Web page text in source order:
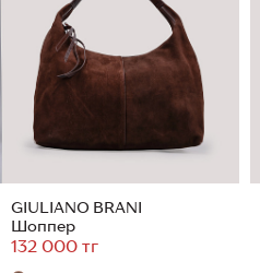
GIULIANO BRANI
Шоппер
132 000 тг